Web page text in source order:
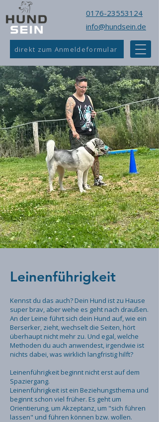
0176-23553124
info@hundsein.de
direkt zum Anmeldeformular
Leinenführigkeit
Kennst du das auch? Dein Hund ist zu Hause
super brav, aber wehe es geht nach draußen.
An der Leine führt sich dein Hund auf, wie ein
Berserker, zieht, wechselt die Seiten, hört
überhaupt nicht mehr zu. Und egal, welche
Methoden du auch anwendest, irgendwie ist
nichts dabei, was wirklich langfristig hilft?
Leinenführigkeit beginnt nicht erst auf dem
Spaziergang.
Leinenführigkeit ist ein Beziehungsthema und
beginnt schon viel früher. Es geht um
Orientierung, um Akzeptanz, um "sich führen
lassen" und führen können bzw. wollen.